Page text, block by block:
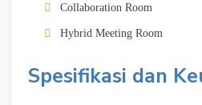
Collaboration Room
Hybrid Meeting Room
Spesifikasi dan